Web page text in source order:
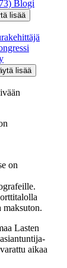
Blogi
lisää
lisää
on
maksuton.
Lasten
aikaa